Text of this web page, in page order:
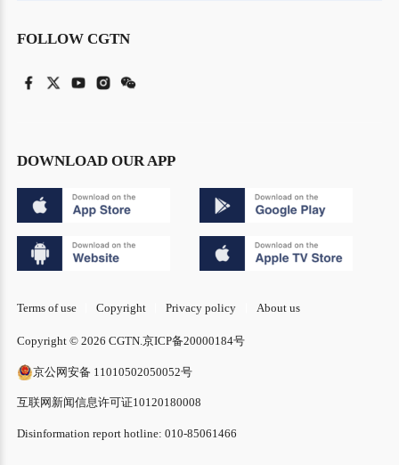
FOLLOW CGTN
DOWNLOAD OUR APP
Terms of use Copyright Privacy policy About us
Copyright © 2026 CGTN.京ICP备20000184号
京公网安备 11010502050052号
互联网新闻信息许可证10120180008
Disinformation report hotline: 010-85061466